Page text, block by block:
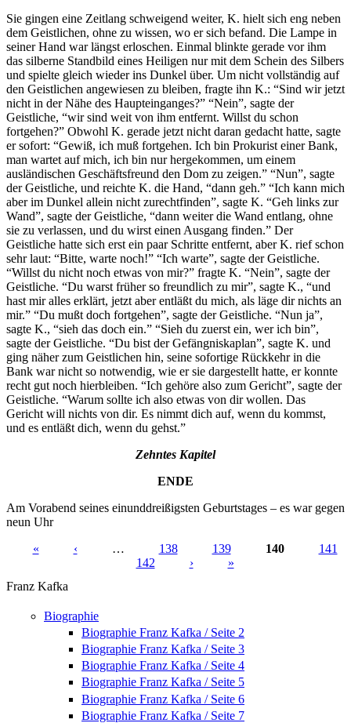
Sie gingen eine Zeitlang schweigend weiter, K. hielt sich eng neben
dem Geistlichen, ohne zu wissen, wo er sich befand. Die Lampe in
seiner Hand war längst erloschen. Einmal blinkte gerade vor ihm
das silberne Standbild eines Heiligen nur mit dem Schein des Silbers
und spielte gleich wieder ins Dunkel über. Um nicht vollständig auf
den Geistlichen angewiesen zu bleiben, fragte ihn K.: “Sind wir jetzt
nicht in der Nähe des Haupteinganges?” “Nein”, sagte der
Geistliche, “wir sind weit von ihm entfernt. Willst du schon
fortgehen?” Obwohl K. gerade jetzt nicht daran gedacht hatte, sagte
er sofort: “Gewiß, ich muß fortgehen. Ich bin Prokurist einer Bank,
man wartet auf mich, ich bin nur hergekommen, um einem
ausländischen Geschäftsfreund den Dom zu zeigen.” “Nun”, sagte
der Geistliche, und reichte K. die Hand, “dann geh.” “Ich kann mich
aber im Dunkel allein nicht zurechtfinden”, sagte K. “Geh links zur
Wand”, sagte der Geistliche, “dann weiter die Wand entlang, ohne
sie zu verlassen, und du wirst einen Ausgang finden.” Der
Geistliche hatte sich erst ein paar Schritte entfernt, aber K. rief schon
sehr laut: “Bitte, warte noch!” “Ich warte”, sagte der Geistliche.
“Willst du nicht noch etwas von mir?” fragte K. “Nein”, sagte der
Geistliche. “Du warst früher so freundlich zu mir”, sagte K., “und
hast mir alles erklärt, jetzt aber entläßt du mich, als läge dir nichts an
mir.” “Du mußt doch fortgehen”, sagte der Geistliche. “Nun ja”,
sagte K., “sieh das doch ein.” “Sieh du zuerst ein, wer ich bin”,
sagte der Geistliche. “Du bist der Gefängniskaplan”, sagte K. und
ging näher zum Geistlichen hin, seine sofortige Rückkehr in die
Bank war nicht so notwendig, wie er sie dargestellt hatte, er konnte
recht gut noch hierbleiben. “Ich gehöre also zum Gericht”, sagte der
Geistliche. “Warum sollte ich also etwas von dir wollen. Das
Gericht will nichts von dir. Es nimmt dich auf, wenn du kommst,
und es entläßt dich, wenn du gehst.”
Zehntes Kapitel
ENDE
Am Vorabend seines einunddreißigsten Geburtstages – es war gegen
neun Uhr
« ‹ … 138 139 140
141
142
›
»
Franz Kafka
Biographie
Biographie Franz Kafka / Seite 2
Biographie Franz Kafka / Seite 3
Biographie Franz Kafka / Seite 4
Biographie Franz Kafka / Seite 5
Biographie Franz Kafka / Seite 6
Biographie Franz Kafka / Seite 7